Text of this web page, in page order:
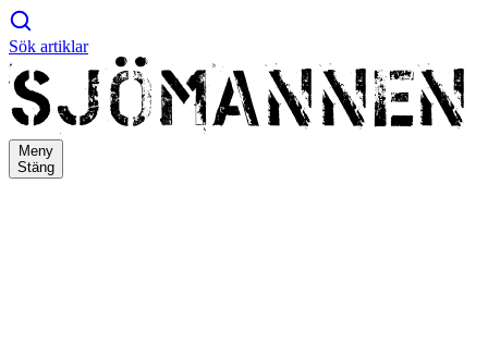
Sök artiklar
Meny
Stäng